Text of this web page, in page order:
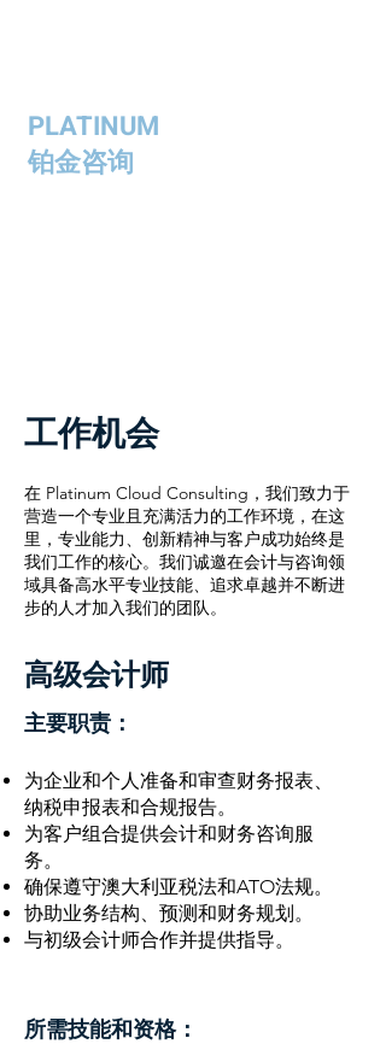
PLATINUM
铂金咨询
工作机会
在 Platinum Cloud Consulting，我们致力于
营造一个专业且充满活力的工作环境，在这
里，专业能力、创新精神与客户成功始终是
我们工作的核心。我们诚邀在会计与咨询领
域具备高水平专业技能、追求卓越并不断进
步的人才加入我们的团队。
高级会计师
主要职责：
为企业和个人准备和审查财务报表、
纳税申报表和合规报告。
为客户组合提供会计和财务咨询服
务。
确保遵守澳大利亚税法和ATO法规。
协助业务结构、预测和财务规划。
与初级会计师合作并提供指导。
所需技能和资格：